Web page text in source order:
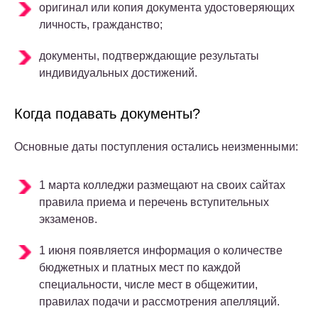
оригинал или копия документа удостоверяющих
личность, гражданство;
документы, подтверждающие результаты
индивидуальных достижений.
Когда подавать документы?
Основные даты поступления остались неизменными:
1 марта колледжи размещают на своих сайтах
правила приема и перечень вступительных
экзаменов.
1 июня появляется информация о количестве
бюджетных и платных мест по каждой
специальности, числе мест в общежитии,
правилах подачи и рассмотрения апелляций.